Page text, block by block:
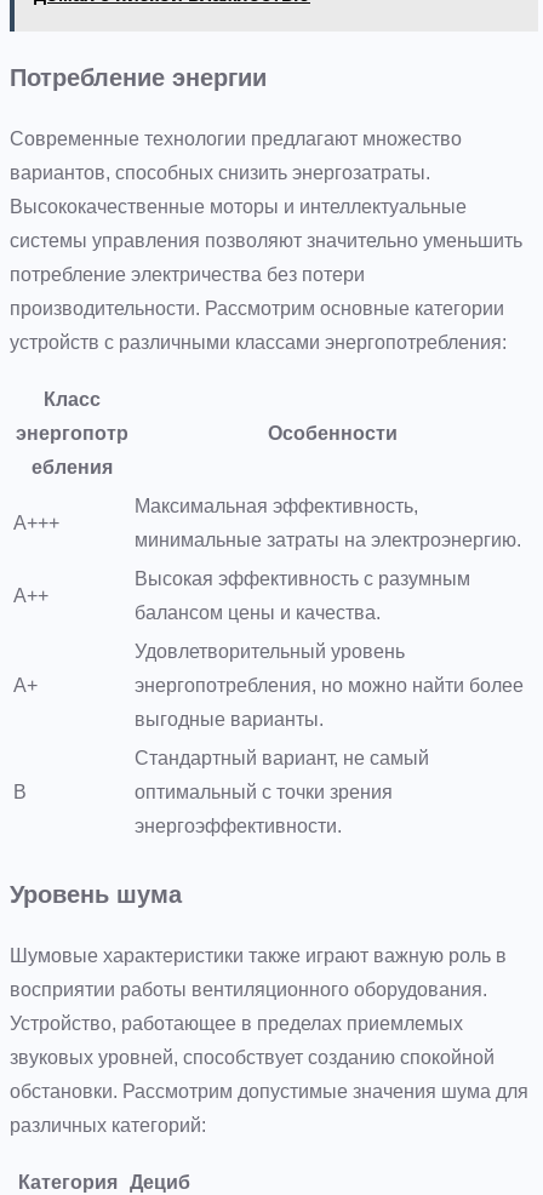
Потребление энергии
Современные технологии предлагают множество
вариантов, способных снизить энергозатраты.
Высококачественные моторы и интеллектуальные
системы управления позволяют значительно уменьшить
потребление электричества без потери
производительности. Рассмотрим основные категории
устройств с различными классами энергопотребления:
Класс
энергопотр
ебления
Особенности
A+++
Максимальная эффективность,
минимальные затраты на электроэнергию.
A++
Высокая эффективность с разумным
балансом цены и качества.
A+
Удовлетворительный уровень
энергопотребления, но можно найти более
выгодные варианты.
B
Стандартный вариант, не самый
оптимальный с точки зрения
энергоэффективности.
Уровень шума
Шумовые характеристики также играют важную роль в
восприятии работы вентиляционного оборудования.
Устройство, работающее в пределах приемлемых
звуковых уровней, способствует созданию спокойной
обстановки. Рассмотрим допустимые значения шума для
различных категорий:
Категория
Дециб